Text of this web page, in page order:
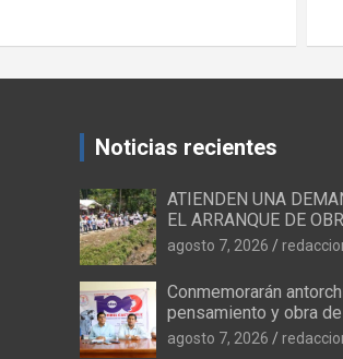
Noticias recientes
ATIENDEN UNA
EL ARRANQUE DE
agosto 7, 2026
Conmemorarán
pensamiento y obra
agosto 7, 2026